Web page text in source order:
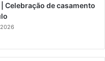
Celebração de casamento